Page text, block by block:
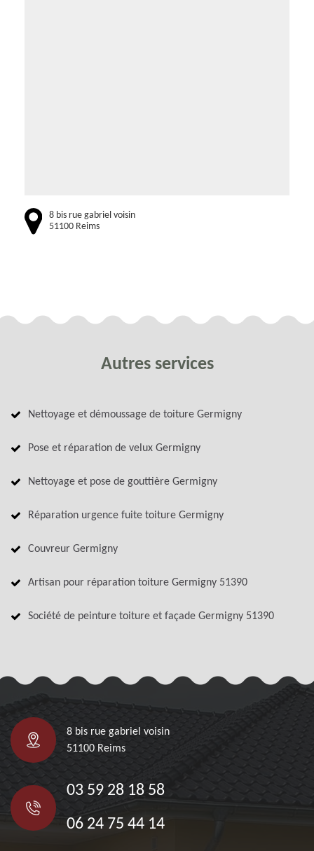
8 bis rue gabriel voisin
51100 Reims
Autres services
Nettoyage et démoussage de toiture Germigny
Pose et réparation de velux Germigny
Nettoyage et pose de gouttière Germigny
Réparation urgence fuite toiture Germigny
Couvreur Germigny
Artisan pour réparation toiture Germigny 51390
Société de peinture toiture et façade Germigny 51390
8 bis rue gabriel voisin
51100 Reims
03 59 28 18 58
06 24 75 44 14